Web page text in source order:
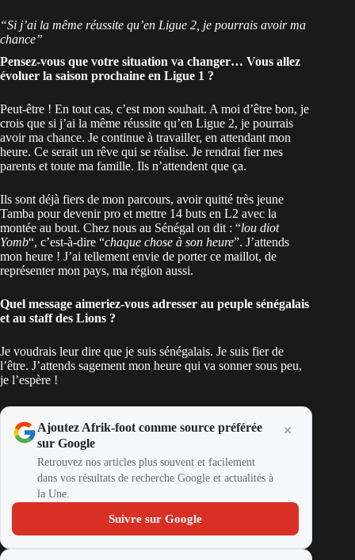
“Si j’ai la même réussite qu’en Ligue 2, je pourrais avoir ma
chance”
Pensez-vous que votre situation va changer… Vous allez
évoluer la saison prochaine en Ligue 1 ?
Peut-être ! En tout cas, c’est mon souhait. A moi d’être bon, je
crois que si j’ai la même réussite qu’en Ligue 2, je pourrais
avoir ma chance. Je continue à travailler, en attendant mon
heure. Ce serait un rêve qui se réalise. Je rendrai fier mes
parents et toute ma famille. Ils n’attendent que ça.
Ils sont déjà fiers de mon parcours, avoir quitté très jeune
Tamba pour devenir pro et mettre 14 buts en L2 avec la
montée au bout. Chez nous au Sénégal on dit : “lou diot
Yomb“, c’est-à-dire “chaque chose à son heure”. J’attends
mon heure ! J’ai tellement envie de porter ce maillot, de
représenter mon pays, ma région aussi.
Quel message aimeriez-vous adresser au peuple sénégalais
et au staff des Lions ?
Je voudrais leur dire que je suis sénégalais. Je suis fier de
l’être. J’attends sagement mon heure qui va sonner sous peu,
je l’espère !
Ajoutez Afrik-foot comme source préférée
sur Google
Retrouvez nos articles plus souvent et facilement
dans vos résultats de recherche Google et actualités à
la Une.
Suivre sur Google